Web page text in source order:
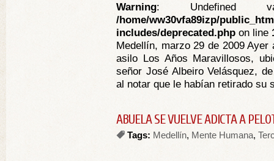
Warning: Undefined
/home/ww30vfa89izp/
includes/deprecated.php on line
Medellín, marzo 29 de 2009
asilo Los Años Maravillosos,
señor José Albeiro Velásquez,
al notar que le habían retirado su
ABUELA SE VUELVE ADICTA A
Tags: Medellín, Mente Humana,